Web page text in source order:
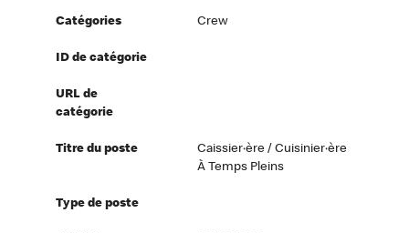
Catégories Crew
ID de catégorie
URL de
catégorie
Titre du poste
Caissier·ère / Cuisinier·ère
À Temps Pleins
Type de poste